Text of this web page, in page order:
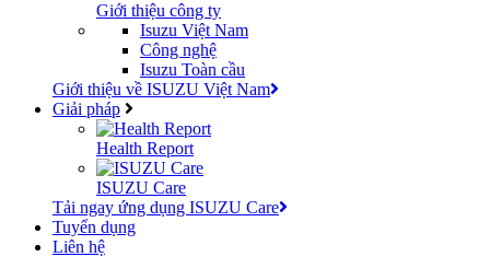
Giới thiệu công ty
Isuzu Việt Nam
Công nghệ
Isuzu Toàn cầu
Giới thiệu về ISUZU Việt Nam
Giải pháp
Health Report
ISUZU Care
Tải ngay ứng dụng ISUZU Care
Tuyển dụng
Liên hệ